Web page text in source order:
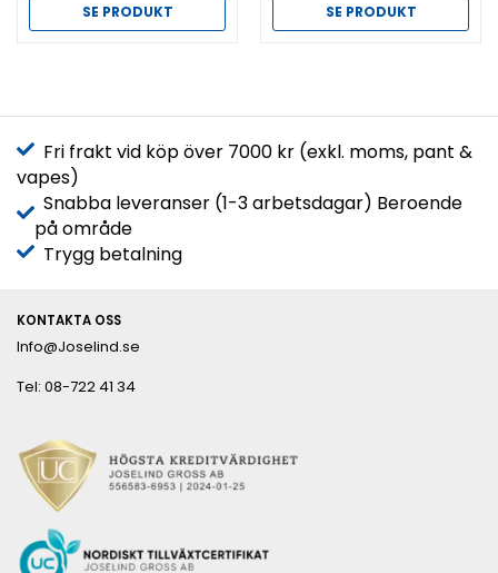
SE PRODUKT SE PRODUKT
Fri frakt vid köp över 7000 kr (exkl. moms, pant &
vapes)
Snabba leveranser (1-3 arbetsdagar) Beroende
på område
Trygg betalning
KONTAKTA OSS
Info@Joselind.se
Tel: 08-722 41 34